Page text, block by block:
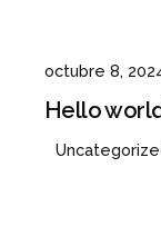
octubre 8,
Hello